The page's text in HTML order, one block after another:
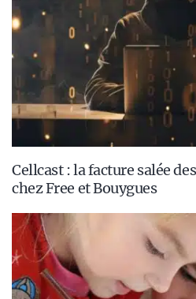
Cellcast : la facture salée
chez Free et Bouygues